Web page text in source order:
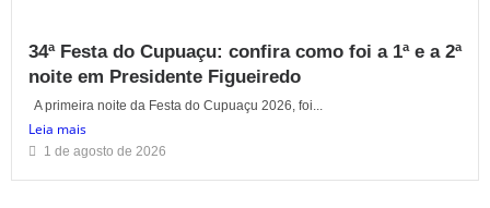
34ª Festa do Cupuaçu: confira como foi a 1ª e a 2ª
noite em Presidente Figueiredo
A primeira noite da Festa do Cupuaçu 2026, foi...
Leia mais
1 de agosto de 2026